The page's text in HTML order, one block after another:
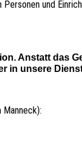
und
Anstatt das
in unsere